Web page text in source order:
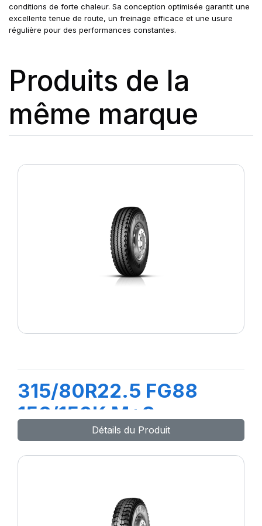
conditions de forte chaleur. Sa conception optimisée garantit une
excellente tenue de route, un freinage efficace et une usure
régulière pour des performances constantes.
Produits de la
même marque
315/80R22.5 FG88
156/150K M+S
Détails du Produit